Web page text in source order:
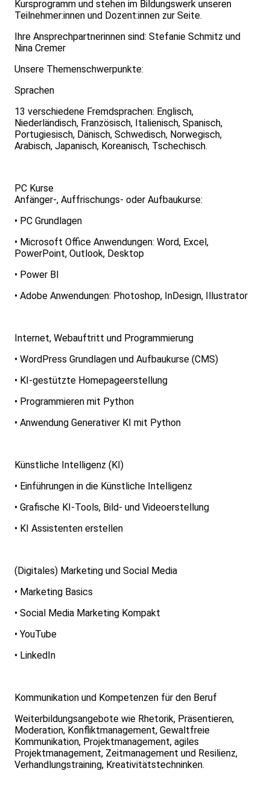
Kursprogramm und stehen im Bildungswerk unseren
Teilnehmer:innen und Dozent:innen zur Seite.
Ihre Ansprechpartnerinnen sind: Stefanie Schmitz und
Nina Cremer
Unsere Themenschwerpunkte:
Sprachen
13 verschiedene Fremdsprachen: Englisch,
Niederländisch, Französisch, Italienisch, Spanisch,
Portugiesisch, Dänisch, Schwedisch, Norwegisch,
Arabisch, Japanisch, Koreanisch, Tschechisch.
PC Kurse
Anfänger-, Auffrischungs- oder Aufbaukurse:
• PC Grundlagen
• Microsoft Office Anwendungen: Word, Excel,
PowerPoint, Outlook, Desktop
• Power BI
• Adobe Anwendungen: Photoshop, InDesign, Illustrator
Internet, Webauftritt und Programmierung
• WordPress Grundlagen und Aufbaukurse (CMS)
• KI-gestützte Homepageerstellung
• Programmieren mit Python
• Anwendung Generativer KI mit Python
Künstliche Intelligenz (KI)
• Einführungen in die Künstliche Intelligenz
• Grafische KI-Tools, Bild- und Videoerstellung
• KI Assistenten erstellen
(Digitales) Marketing und Social Media
• Marketing Basics
• Social Media Marketing Kompakt
• YouTube
• LinkedIn
Kommunikation und Kompetenzen für den Beruf
Weiterbildungsangebote wie Rhetorik, Präsentieren,
Moderation, Konfliktmanagement, Gewaltfreie
Kommunikation, Projektmanagement, agiles
Projektmanagement, Zeitmanagement und Resilienz,
Verhandlungstraining, Kreativitätstechninken.